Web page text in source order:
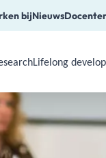
bijNieuws
open a
Lifelong